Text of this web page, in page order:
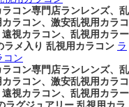
コン専門店ランレンズ、乱
ラコン、激安乱視用カラコ
視カラコン、乱視用カラー
ラメ入り 乱視用カラコン ラ
コン
コン専門店ランレンズ、乱
ラコン、激安乱視用カラコ
視カラコン、乱視用カラー